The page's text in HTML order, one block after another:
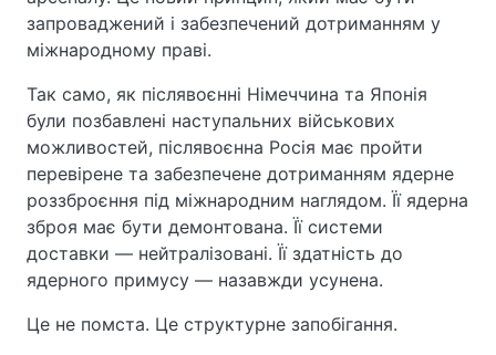
запроваджений і забезпечений дотриманням у
міжнародному праві.
Так само, як післявоєнні Німеччина та Японія
були позбавлені наступальних військових
можливостей, післявоєнна Росія має пройти
перевірене та забезпечене дотриманням ядерне
роззброєння під міжнародним наглядом. Її ядерна
зброя має бути демонтована. Її системи
доставки — нейтралізовані. Її здатність до
ядерного примусу — назавжди усунена.
Це не помста. Це структурне запобігання.